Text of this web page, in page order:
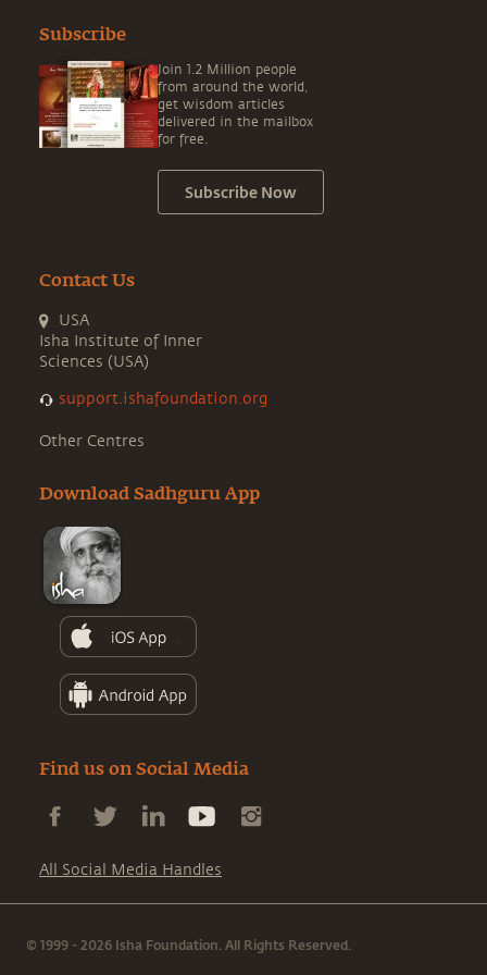
Subscribe
Join 1.2 Million people
from around the world,
get wisdom articles
delivered in the mailbox
for free.
Subscribe Now
Contact Us
USA
Isha Institute of Inner
Sciences (USA)
support.ishafoundation.org
Other Centres
Download Sadhguru App
Find us on Social Media
All Social Media Handles
© 1999 - 2026 Isha Foundation. All Rights Reserved.